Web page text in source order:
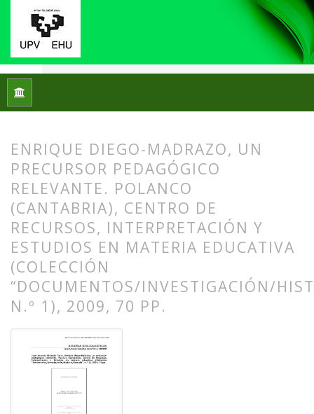
Inicio
ENRIQUE DIEGO-MADRAZO, UN
PRECURSOR PEDAGÓGICO
RELEVANTE. POLANCO
(CANTABRIA), CENTRO DE
RECURSOS, INTERPRETACIÓN Y
ESTUDIOS EN MATERIA EDUCATIVA
(COLECCIÓN
“DOCUMENTOS/INVESTIGACIÓN/
N.º 1), 2009, 70 PP.